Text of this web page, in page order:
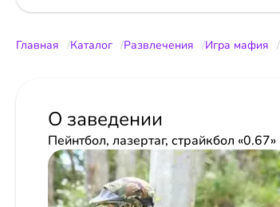
Главная Каталог Развлечения Игра мафия
О заведении
Пейнтбол, лазертаг, страйкбол «0.67»